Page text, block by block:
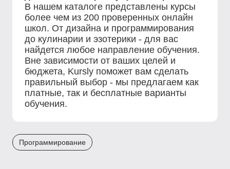
В нашем каталоге представлены курсы
более чем из 200 проверенных онлайн
школ. От дизайна и программирования
до кулинарии и эзотерики - для вас
найдется любое направление обучения.
Вне зависимости от ваших целей и
бюджета, Kursly поможет вам сделать
правильный выбор - мы предлагаем как
платные, так и бесплатные варианты
обучения.
Программирование